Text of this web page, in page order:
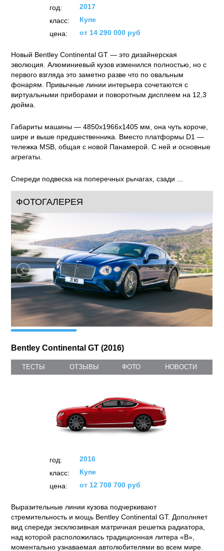
год:
2017
класс:
Купе
цена:
от 14 290 000 руб
Новый Bentley Continental GT — это дизайнерская
эволюция. Алюминиевый кузов изменился полностью, но с
первого взгляда это заметно разве что по овальным
фонарям. Привычные линии интерьера сочетаются с
виртуальными приборами и поворотным дисплеем на 12,3
дюйма.
Габариты машины — 4850x1966x1405 мм, она чуть короче,
шире и выше предшественника. Вместо платформы D1 —
тележка MSB, общая с новой Панамерой. С ней и основные
агрегаты.
Спереди подвеска на поперечных рычагах, сзади ...
ФОТОГАЛЕРЕЯ
ОТЗЫВЫ ФОТО
класс:
Купе
от 12 708 700 руб
Выразительные линии кузова подчеркивают